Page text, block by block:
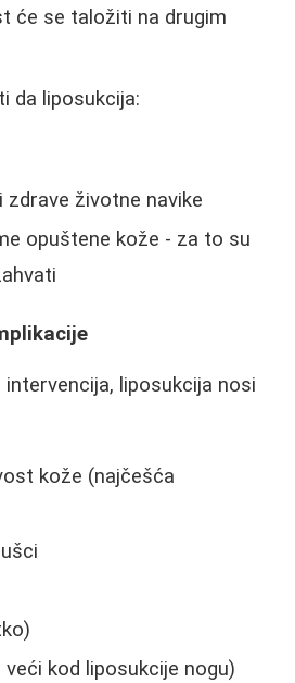
će se taložiti na drugim
da liposukcija:
životne navike
opuštene kože - za to su
liposukcija nosi
kože (najčešća
kod liposukcije nogu)